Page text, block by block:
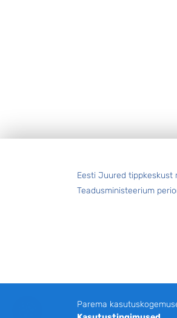
Eesti Juured tippkeskust
Teadusministeerium
Parema